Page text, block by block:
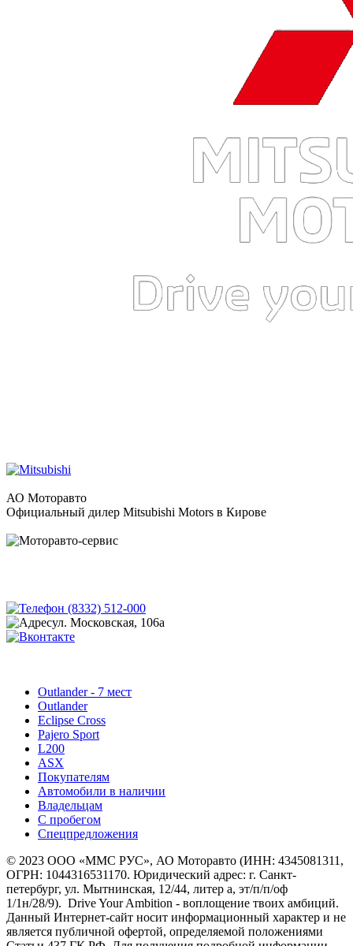
АО Моторавто
Официальный дилер Mitsubishi Motors в Кирове
(8332) 512-000
ул. Московская, 106а
Outlander - 7 мест
Outlander
Eclipse Cross
Pajero Sport
L200
ASX
Покупателям
Автомобили в наличии
Владельцам
С пробегом
Спецпредложения
© 2023 ООО «ММС РУС», АО Моторавто (ИНН: 4345081311,
ОГРН: 1044316531170. Юридический адрес: г. Cанкт-
петербург, ул. Мытнинская, 12/44, литер а, эт/п/п/оф
1/1н/28/9). Drive Your Ambition - воплощение твоих амбиций.
Данный Интернет-сайт носит информационный характер и не
является публичной офертой, определяемой положениями